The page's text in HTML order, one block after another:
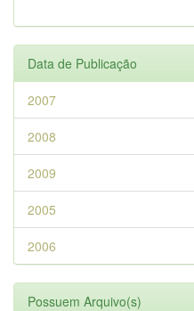
Data de Publicação
2007
2008
2009
2005
2006
Possuem Arquivo(s)